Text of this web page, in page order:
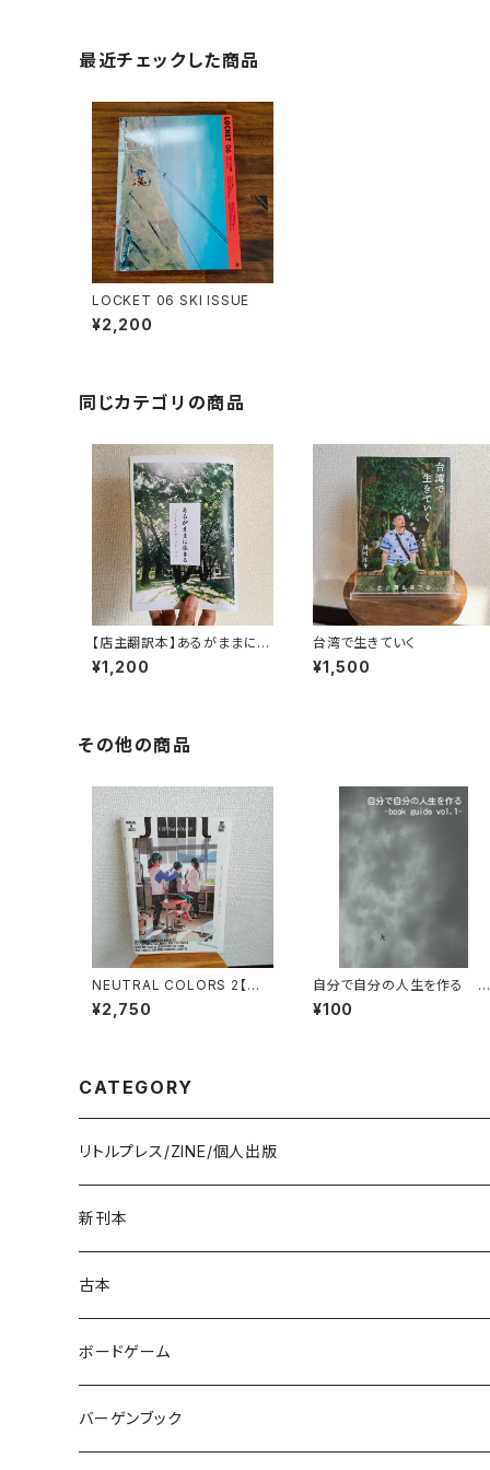
最近チェックした商品
LOCKET 06 SKI ISSUE
¥2,200
同じカテゴリの商品
【店主翻訳本】あるがままに生
きる（moonlight books vo
l.2）
¥1,200
台湾で生きていく
¥1,500
その他の商品
NEUTRAL COLORS 2【特
集：子どもが初めて学校に入
る朝のこと】
¥2,750
自分で自分の人生を作る -
book guide vol.1-【電子
版】
¥100
CATEGORY
リトルプレス/ZINE/個人出版
新刊本
古本
ボードゲーム
バーゲンブック